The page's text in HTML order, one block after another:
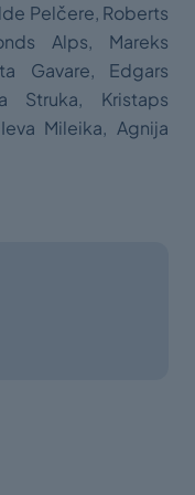
Pelčere, Roberts
Alps, Mareks
Gavare, Edgars
Struka, Kristaps
Mileika, Agnija